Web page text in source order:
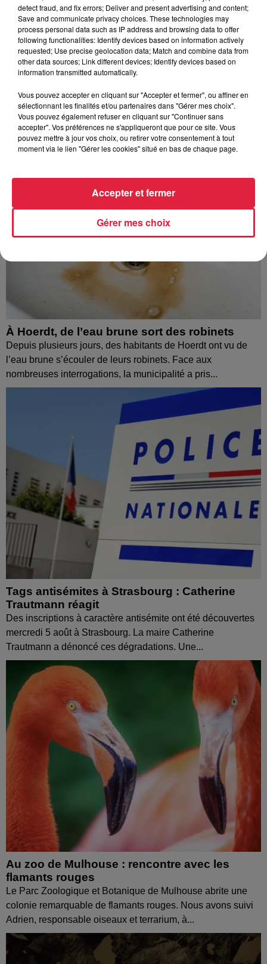
avec les flamants rouges
À découvrir également
À Hoerdt, de l’eau brune sort des robinets
Depuis plusieurs jours, des habitants de Hoerdt ont vu de
l’eau brune s’écouler de leurs robinets. Face aux
nombreuses interrogations, la municipalité a pris...
Tags antisémites à Strasbourg : Catherine
Trautmann réagit
Des inscriptions à caractère antisémite ont été découvertes
mercredi 5 août à Strasbourg. La maire Catherine
Trautmann a dénoncé ces dégradations. Une...
Au zoo de Mulhouse : rencontre avec les
flamants rouges
Le Parc Zoologique et Botanique de Mulhouse abrite une
colonie remarquable de flamants rouges. Nous avons suivi
Adrien, responsable oiseaux et terrarium, à...
detect fraud, and fix errors; Deliver and present advertising and content;
Save and communicate privacy choices. These technologies may
process personal data such as IP address and browsing data to offer
following functionalities: Identify devices based on information actively
requested; Use precise geolocation data; Match and combine data from
other data sources; Link different devices; Identify devices based on
information transmitted automatically.
Vous pouvez accepter en cliquant sur "Accepter et fermer", ou affiner en
sélectionnant les finalités et/ou partenaires dans "Gérer mes choix".
Vous pouvez également refuser en cliquant sur "Continuer sans
accepter". Vos préférences ne s'appliqueront que pour ce site. Vous
pouvez mettre à jour vos choix, ou retirer votre consentement à tout
moment via le lien "Gérer les cookies" situé en bas de chaque page.
Gérer mes choix
Accepter et fermer